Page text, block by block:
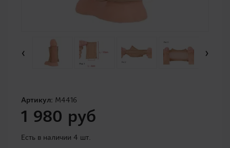
‹ ›
Артикул: M4416
1 980 руб
Есть в наличии 4 шт.